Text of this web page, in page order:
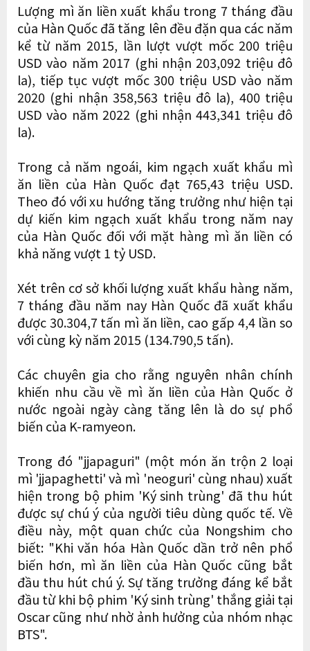
Lượng mì ăn liền xuất khẩu trong 7 tháng đầu
của Hàn Quốc đã tăng lên đều đặn qua các năm
kể từ năm 2015, lần lượt vượt mốc 200 triệu
USD vào năm 2017 (ghi nhận 203,092 triệu đô
la), tiếp tục vượt mốc 300 triệu USD vào năm
2020 (ghi nhận 358,563 triệu đô la), 400 triệu
USD vào năm 2022 (ghi nhận 443,341 triệu đô
la).
Trong cả năm ngoái, kim ngạch xuất khẩu mì
ăn liền của Hàn Quốc đạt 765,43 triệu USD.
Theo đó với xu hướng tăng trưởng như hiện tại
dự kiến kim ngạch xuất khẩu trong năm nay
của Hàn Quốc đối với mặt hàng mì ăn liền có
khả năng vượt 1 tỷ USD.
Xét trên cơ sở khối lượng xuất khẩu hàng năm,
7 tháng đầu năm nay Hàn Quốc đã xuất khẩu
được 30.304,7 tấn mì ăn liền, cao gấp 4,4 lần so
với cùng kỳ năm 2015 (134.790,5 tấn).
Các chuyên gia cho rằng nguyên nhân chính
khiến nhu cầu về mì ăn liền của Hàn Quốc ở
nước ngoài ngày càng tăng lên là do sự phổ
biến của K-ramyeon.
Trong đó "jjapaguri" (một món ăn trộn 2 loại
mì 'jjapaghetti' và mì 'neoguri' cùng nhau) xuất
hiện trong bộ phim 'Ký sinh trùng' đã thu hút
được sự chú ý của người tiêu dùng quốc tế. Về
điều này, một quan chức của Nongshim cho
biết: "Khi văn hóa Hàn Quốc dần trở nên phổ
biến hơn, mì ăn liền của Hàn Quốc cũng bắt
đầu thu hút chú ý. Sự tăng trưởng đáng kể bắt
đầu từ khi bộ phim 'Ký sinh trùng' thắng giải tại
Oscar cũng như nhờ ảnh hưởng của nhóm nhạc
BTS".